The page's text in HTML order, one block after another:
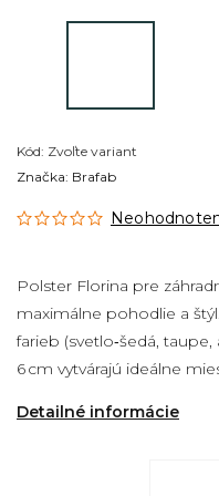
Kód: Zvoľte variant
Polster Florina pre
maximálne pohodlie a
farieb (svetlo‑šedá,
6 cm vytvárajú ideálne
Detailné informácie
Značka: Brafab